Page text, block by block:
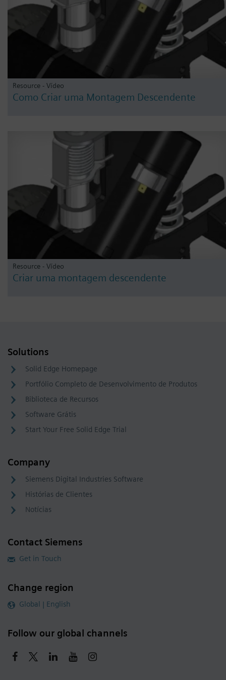
Resource - Vídeo
Como Criar uma Montagem Descendente
Resource - Vídeo
Criar uma montagem descendente
Solutions
Solid Edge Homepage
Portfólio Completo de Desenvolvimento de Produtos
Biblioteca de Recursos
Software Grátis
Start Your Free Solid Edge Trial
Company
Siemens Digital Industries Software
Histórias de Clientes
Notícias
Contact Siemens
Get in Touch
Change region
Global | English
Follow our global channels